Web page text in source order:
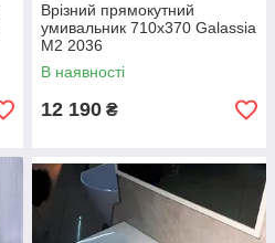
Врізний прямокутний
умивальник 710х370 Galassia
M2 2036
В наявності
12 190 ₴